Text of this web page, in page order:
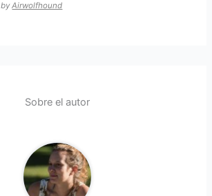
byAirwolfhound
Sobre el autor